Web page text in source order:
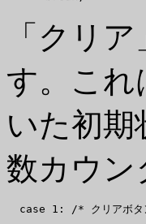
「クリ
す。これ
いた初期
数カウン
case 1: /* クリアボタ